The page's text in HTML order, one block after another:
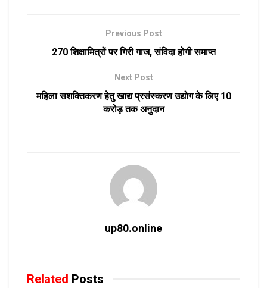
Previous Post
270 शिक्षामित्रों पर गिरी गाज, संविदा होगी समाप्त
Next Post
महिला सशक्तिकरण हेतु खाद्य प्रसंस्करण उद्योग के लिए 10
करोड़ तक अनुदान
up80.online
Related Posts